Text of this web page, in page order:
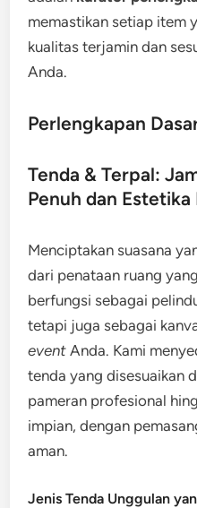
memastikan setiap item
kualitas terjamin dan
Anda.
Perlengkapan
Tenda & Terpal:
Penuh dan Estetika
Menciptakan suasana
dari penataan ruang
berfungsi sebagai
tetapi juga sebagai
event Anda. Kami
tenda yang disesuaikan
pameran profesional
impian, dengan
aman.
Jenis Tenda Unggulan